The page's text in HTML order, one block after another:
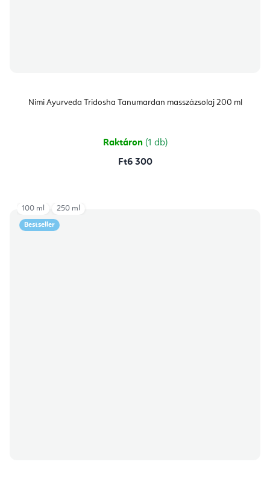
Nimi Ayurveda Tridosha Tanumardan masszázsolaj 200 ml
Raktáron (1 db)
Ft6 300
Bestseller
100 ml 250 ml